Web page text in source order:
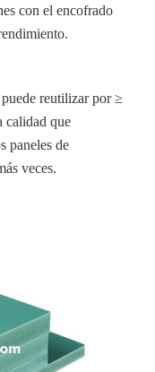
con el encofrado
reutilizar por ≥
calidad que
paneles de
veces.